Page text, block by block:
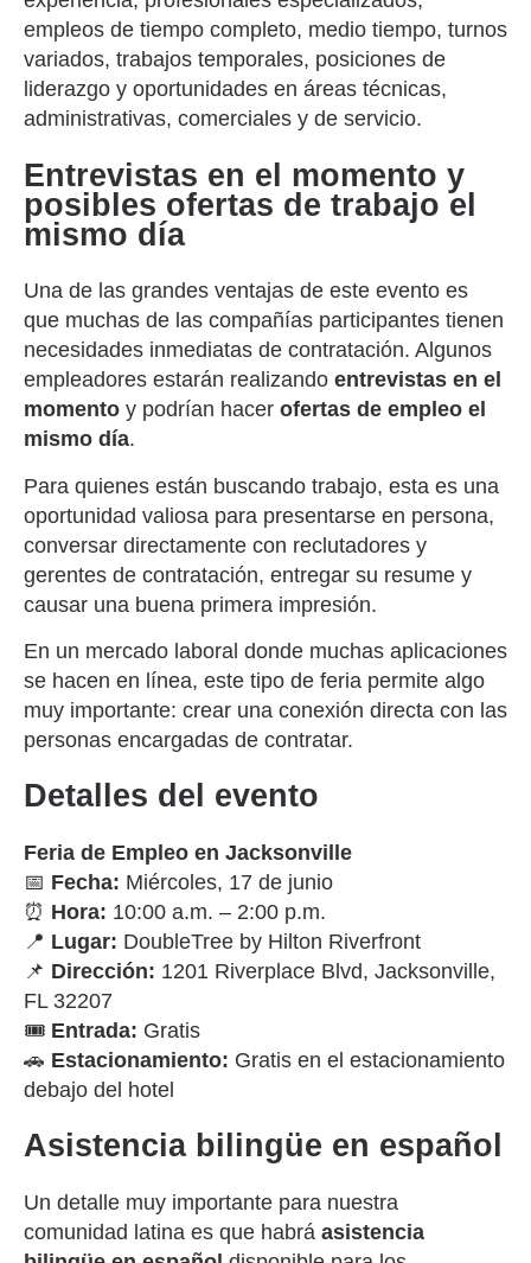
empleos de tiempo completo, medio tiempo, turnos
variados, trabajos temporales, posiciones de
liderazgo y oportunidades en áreas técnicas,
administrativas, comerciales y de servicio.
Entrevistas en el momento y
posibles ofertas de trabajo el
mismo día
Una de las grandes ventajas de este evento es
que muchas de las compañías participantes tienen
necesidades inmediatas de contratación. Algunos
empleadores estarán realizando entrevistas en el
momento y podrían hacer ofertas de empleo el
mismo día.
Para quienes están buscando trabajo, esta es una
oportunidad valiosa para presentarse en persona,
conversar directamente con reclutadores y
gerentes de contratación, entregar su resume y
causar una buena primera impresión.
En un mercado laboral donde muchas aplicaciones
se hacen en línea, este tipo de feria permite algo
muy importante: crear una conexión directa con las
personas encargadas de contratar.
Detalles del evento
Feria de Empleo en Jacksonville
📅 Fecha: Miércoles, 17 de junio
⏰ Hora: 10:00 a.m. – 2:00 p.m.
📍 Lugar: DoubleTree by Hilton Riverfront
📌 Dirección: 1201 Riverplace Blvd, Jacksonville,
FL 32207
🎟️ Entrada: Gratis
🚗 Estacionamiento: Gratis en el estacionamiento
debajo del hotel
Asistencia bilingüe en español
Un detalle muy importante para nuestra
comunidad latina es que habrá asistencia